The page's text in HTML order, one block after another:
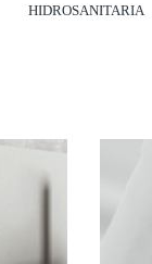
HIDROSANITARIA